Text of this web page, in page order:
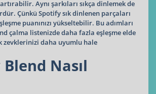
Aynı şarkıları sıkça dinlemek de
Çünkü Spotify sık dinlenen parçaları
puanınızı yükseltebilir. Bu adımları
çalma listenizde daha fazla eşleşme elde
zevklerinizi daha uyumlu hale
Nasıl